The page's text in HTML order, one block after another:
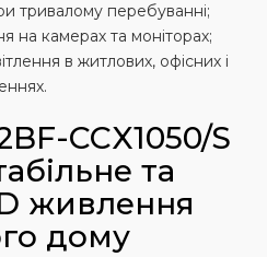
тривалому перебуванні;
на камерах та моніторах;
в житлових, офісних і
CCX1050/S
та
живлення
дому